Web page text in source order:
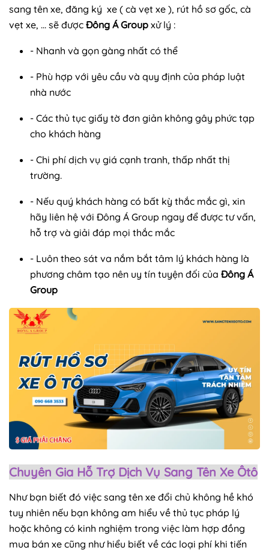
sang tên xe, đăng ký xe ( cà vẹt xe ), rút hồ sơ gốc, cà
vẹt xe, ... sẽ được Đông Á Group xử lý :
- Nhanh và gọn gàng nhất có thể
- Phù hợp với yêu cầu và quy định của pháp luật
nhà nước
- Các thủ tục giấy tờ đơn giản không gây phức tạp
cho khách hàng
- Chi phí dịch vụ giá cạnh tranh, thấp nhất thị
trường.
- Nếu quý khách hàng có bất kỳ thắc mắc gì, xin
hãy liên hệ với Đông Á Group ngay để được tư vấn,
hỗ trợ và giải đáp mọi thắc mắc
- Luôn theo sát va nắm bắt tâm lý khách hàng là
phương châm tạo nên uy tín tuyện đối của Đông Á
Group
Chuyên Gia Hỗ Trợ Dịch Vụ Sang Tên Xe Ôtô
Như bạn biết đó việc sang tên xe đổi chủ không hề khó
tuy nhiên nếu bạn không am hiểu về thủ tục pháp lý
hoặc không có kinh nghiệm trong việc làm hợp đồng
mua bán xe cũng như hiểu biết về các loại phí khi tiến